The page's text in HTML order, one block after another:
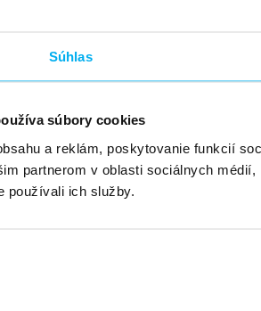
Súhlas
súbory cookies
a reklám, poskytovanie funkcií
partnerom v oblasti sociálnych
ich služby.